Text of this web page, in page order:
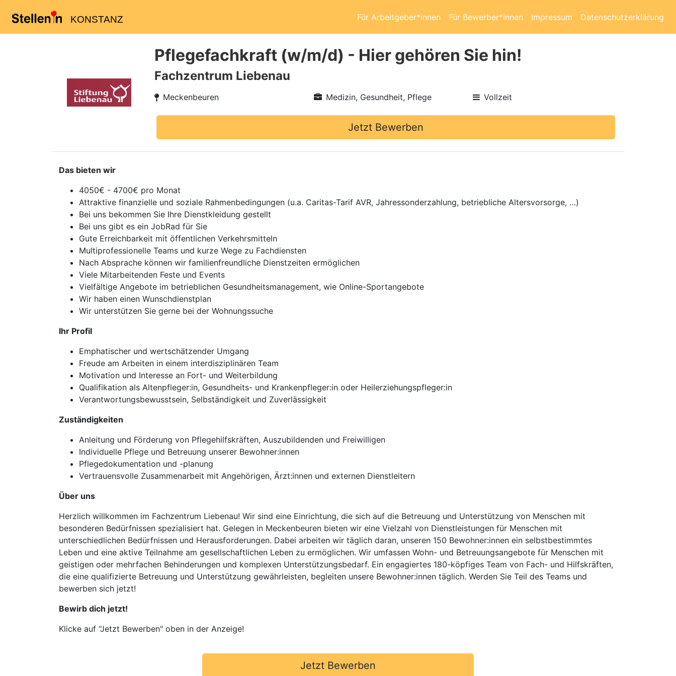
KONSTANZ Für Arbeitgeber*innen Für Bewerber*innen Impressum Datenschutzerklärung
Pflegefachkraft (w/m/d) - Hier gehören Sie hin!
Fachzentrum Liebenau
Meckenbeuren Medizin, Gesundheit, Pflege Vollzeit
Jetzt Bewerben
Das bieten wir
4050€ - 4700€ pro Monat
Attraktive finanzielle und soziale Rahmenbedingungen (u.a. Caritas-Tarif AVR, Jahressonderzahlung, betriebliche Altersvorsorge, …)
Bei uns bekommen Sie Ihre Dienstkleidung gestellt
Bei uns gibt es ein JobRad für Sie
Gute Erreichbarkeit mit öffentlichen Verkehrsmitteln
Multiprofessionelle Teams und kurze Wege zu Fachdiensten
Nach Absprache können wir familienfreundliche Dienstzeiten ermöglichen
Viele Mitarbeitenden Feste und Events
Vielfältige Angebote im betrieblichen Gesundheitsmanagement, wie Online-Sportangebote
Wir haben einen Wunschdienstplan
Wir unterstützen Sie gerne bei der Wohnungssuche
Ihr Profil
Emphatischer und wertschätzender Umgang
Freude am Arbeiten in einem interdisziplinären Team
Motivation und Interesse an Fort- und Weiterbildung
Qualifikation als Altenpfleger:in, Gesundheits- und Krankenpfleger:in oder Heilerziehungspfleger:in
Verantwortungsbewusstsein, Selbständigkeit und Zuverlässigkeit
Zuständigkeiten
Anleitung und Förderung von Pflegehilfskräften, Auszubildenden und Freiwilligen
Individuelle Pflege und Betreuung unserer Bewohner:innen
Pflegedokumentation und -planung
Vertrauensvolle Zusammenarbeit mit Angehörigen, Ärzt:innen und externen Dienstleitern
Über uns
Herzlich willkommen im Fachzentrum Liebenau! Wir sind eine Einrichtung, die sich auf die Betreuung und Unterstützung von Menschen mit
besonderen Bedürfnissen spezialisiert hat. Gelegen in Meckenbeuren bieten wir eine Vielzahl von Dienstleistungen für Menschen mit
unterschiedlichen Bedürfnissen und Herausforderungen. Dabei arbeiten wir täglich daran, unseren 150 Bewohner:innen ein selbstbestimmtes
Leben und eine aktive Teilnahme am gesellschaftlichen Leben zu ermöglichen. Wir umfassen Wohn- und Betreuungsangebote für Menschen mit
geistigen oder mehrfachen Behinderungen und komplexen Unterstützungsbedarf. Ein engagiertes 180-köpfiges Team von Fach- und Hilfskräften,
die eine qualifizierte Betreuung und Unterstützung gewährleisten, begleiten unsere Bewohner:innen täglich. Werden Sie Teil des Teams und
bewerben sich jetzt!
Bewirb dich jetzt!
Klicke auf "Jetzt Bewerben" oben in der Anzeige!
Jetzt Bewerben